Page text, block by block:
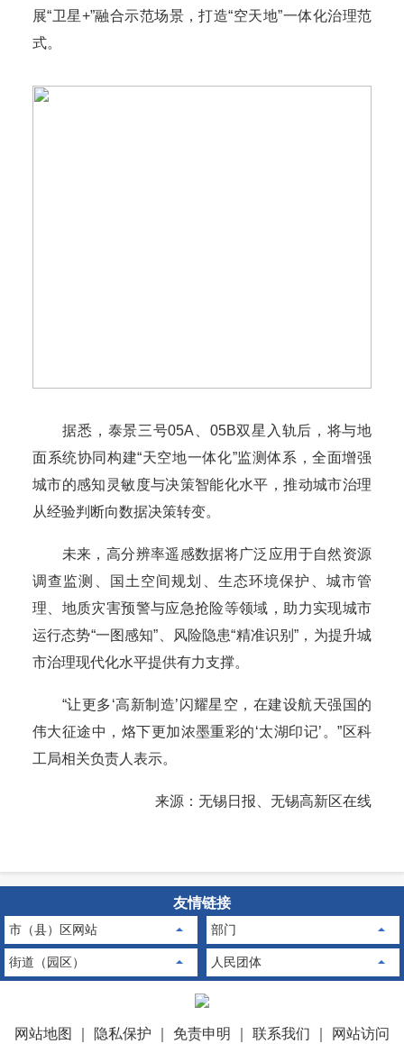
展“卫星+”融合示范场景，打造“空天地”一体化治理范
式。
据悉，泰景三号05A、05B双星入轨后，将与地
面系统协同构建“天空地一体化”监测体系，全面增强
城市的感知灵敏度与决策智能化水平，推动城市治理
从经验判断向数据决策转变。
未来，高分辨率遥感数据将广泛应用于自然资源
调查监测、国土空间规划、生态环境保护、城市管
理、地质灾害预警与应急抢险等领域，助力实现城市
运行态势“一图感知”、风险隐患“精准识别”，为提升城
市治理现代化水平提供有力支撑。
“让更多‘高新制造’闪耀星空，在建设航天强国的
伟大征途中，烙下更加浓墨重彩的‘太湖印记’。”区科
工局相关负责人表示。
来源：无锡日报、无锡高新区在线
友情链接
市（县）区网站 部门
街道（园区） 人民团体
网站地图 隐私保护 免责申明 联系我们 网站访问